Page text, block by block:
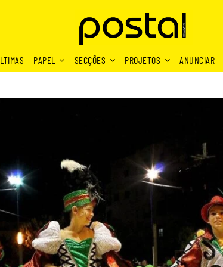
PAPEL SECÇÕES PROJETOS ANUNCIAR